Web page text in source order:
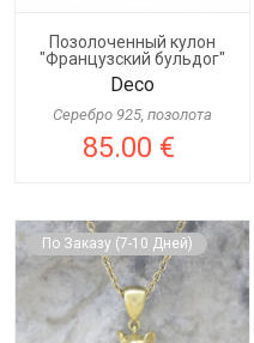
Позолоченный кулон
"Французский бульдог"
Deco
Серебро 925, позолота
85.00 €
По Заказу (7-10 Дней)